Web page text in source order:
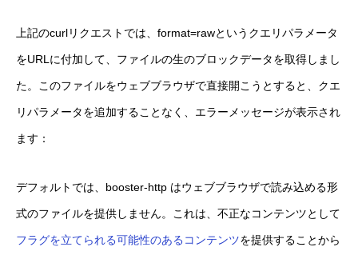
上記のcurlリクエストでは、format=rawというクエリパラメータ
をURLに付加して、ファイルの生のブロックデータを取得しまし
た。このファイルをウェブブラウザで直接開こうとすると、クエ
リパラメータを追加することなく、エラーメッセージが表示され
ます：
デフォルトでは、booster-http はウェブブラウザで読み込める形
式のファイルを提供しません。これは、不正なコンテンツとして
フラグを立てられる可能性のあるコンテンツを提供することから